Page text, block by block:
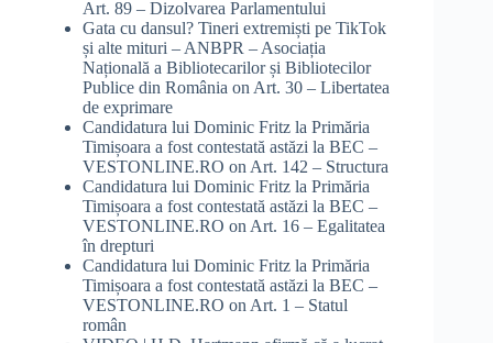
Art. 89 – Dizolvarea Parlamentului
Gata cu dansul? Tineri extremiști pe TikTok
și alte mituri – ANBPR – Asociația
Națională a Bibliotecarilor și Bibliotecilor
Publice din România on Art. 30 – Libertatea
de exprimare
Candidatura lui Dominic Fritz la Primăria
Timișoara a fost contestată astăzi la BEC –
VESTONLINE.RO on Art. 142 – Structura
Candidatura lui Dominic Fritz la Primăria
Timișoara a fost contestată astăzi la BEC –
VESTONLINE.RO on Art. 16 – Egalitatea
în drepturi
Candidatura lui Dominic Fritz la Primăria
Timișoara a fost contestată astăzi la BEC –
VESTONLINE.RO on Art. 1 – Statul
român